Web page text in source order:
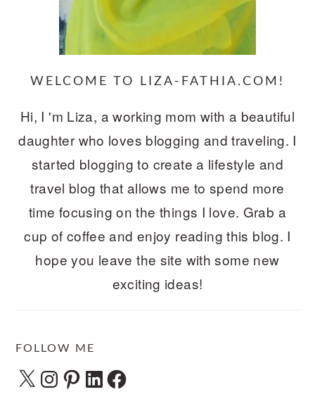
WELCOME TO LIZA-FATHIA.COM!
Hi, I 'm Liza, a working mom with a beautiful
daughter who loves blogging and traveling. I
started blogging to create a lifestyle and
travel blog that allows me to spend more
time focusing on the things I love. Grab a
cup of coffee and enjoy reading this blog. I
hope you leave the site with some new
exciting ideas!
FOLLOW ME
X Instagram
Pinterest
LinkedInFacebook